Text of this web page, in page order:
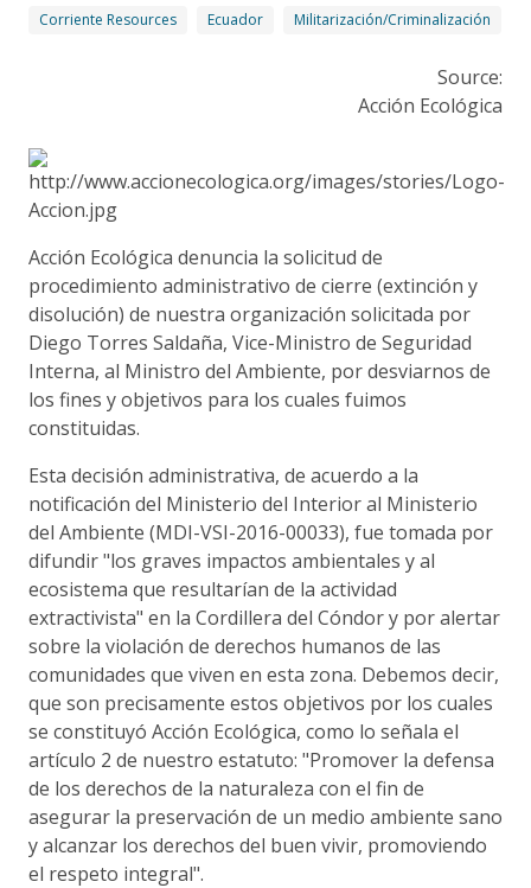
Corriente Resources Ecuador Militarización/Criminalización
Source:
Acción Ecológica
Acción Ecológica denuncia la solicitud de
procedimiento administrativo de cierre (extinción y
disolución) de nuestra organización solicitada por
Diego Torres Saldaña, Vice-Ministro de Seguridad
Interna, al Ministro del Ambiente, por desviarnos de
los fines y objetivos para los cuales fuimos
constituidas.
Esta decisión administrativa, de acuerdo a la
notificación del Ministerio del Interior al Ministerio
del Ambiente (MDI-VSI-2016-00033), fue tomada por
difundir "los graves impactos ambientales y al
ecosistema que resultarían de la actividad
extractivista" en la Cordillera del Cóndor y por alertar
sobre la violación de derechos humanos de las
comunidades que viven en esta zona. Debemos decir,
que son precisamente estos objetivos por los cuales
se constituyó Acción Ecológica, como lo señala el
artículo 2 de nuestro estatuto: "Promover la defensa
de los derechos de la naturaleza con el fin de
asegurar la preservación de un medio ambiente sano
y alcanzar los derechos del buen vivir, promoviendo
el respeto integral".